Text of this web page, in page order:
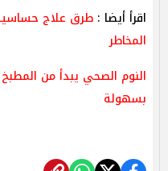
اقرأ أيضا : طرق علاج حساسية
المخاطر
النوم الصحي يبدأ من
بسهولة